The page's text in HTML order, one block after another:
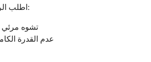
اطلب الرعاية الطارئة فورًا إذا واجهت أيًا مما يلي:
تشوه مرئي
عدم القدرة